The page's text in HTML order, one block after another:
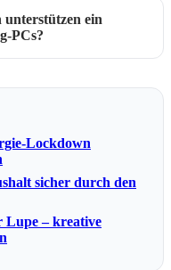
ein
PCs?
Lockdown
sicher durch den
Lupe – kreative